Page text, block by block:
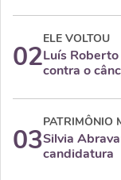
02
ELE VOLTOU
Luís
contra o
03
PATRIMÔNIO
Silvia
candidatura